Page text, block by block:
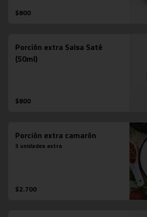
$800
Porción extra Salsa Saté
(50ml)
$800
Porción extra camarón
3 unidades extra
$2.700